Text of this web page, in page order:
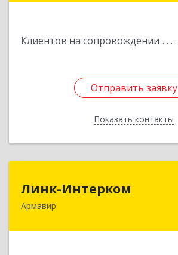
Клиентов на сопровождении
Отправить заявку
Показать контакты
Отправить заявку
Назад
Линк-Интерком
Армавир